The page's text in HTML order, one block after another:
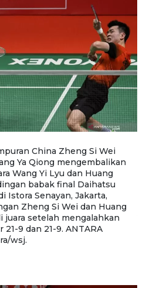
China Zheng Si Wei
Ya Qiong mengembalikan
Wang Yi Lyu dan Huang
babak final Daihatsu
Istora Senayan, Jakarta,
Zheng Si Wei dan Huang
juara setelah mengalahkan
9 dan 21-9. ANTARA
wsj.